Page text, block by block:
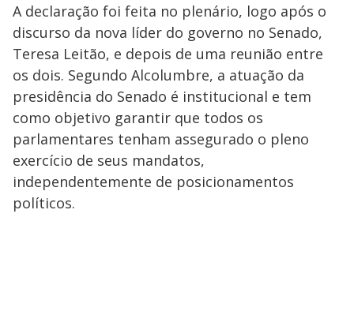
A declaração foi feita no plenário, logo após o
discurso da nova líder do governo no Senado,
Teresa Leitão, e depois de uma reunião entre
os dois. Segundo Alcolumbre, a atuação da
presidência do Senado é institucional e tem
como objetivo garantir que todos os
parlamentares tenham assegurado o pleno
exercício de seus mandatos,
independentemente de posicionamentos
políticos.